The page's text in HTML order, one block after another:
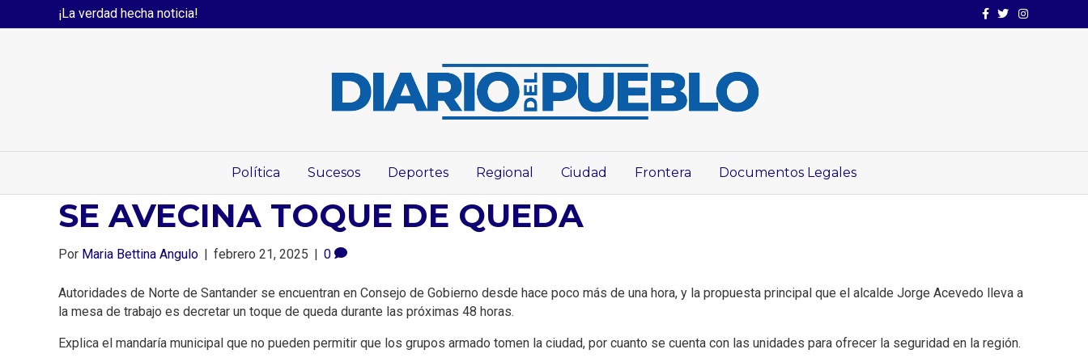
¡La verdad hecha noticia! Facebook
TwitterInstagram
Política Sucesos Deportes Regional Ciudad Frontera Documentos Legales
SE AVECINA TOQUE DE QUEDA
Por Maria Bettina Angulo febrero 21, 2025 0
Autoridades de Norte de Santander se encuentran en Consejo de Gobierno desde hace poco más de una hora, y la propuesta principal que el alcalde Jorge Acevedo lleva a
la mesa de trabajo es decretar un toque de queda durante las próximas 48 horas.
Explica el mandaría municipal que no pueden permitir que los grupos armado tomen la ciudad, por cuanto se cuenta con las unidades para ofrecer la seguridad en la región.